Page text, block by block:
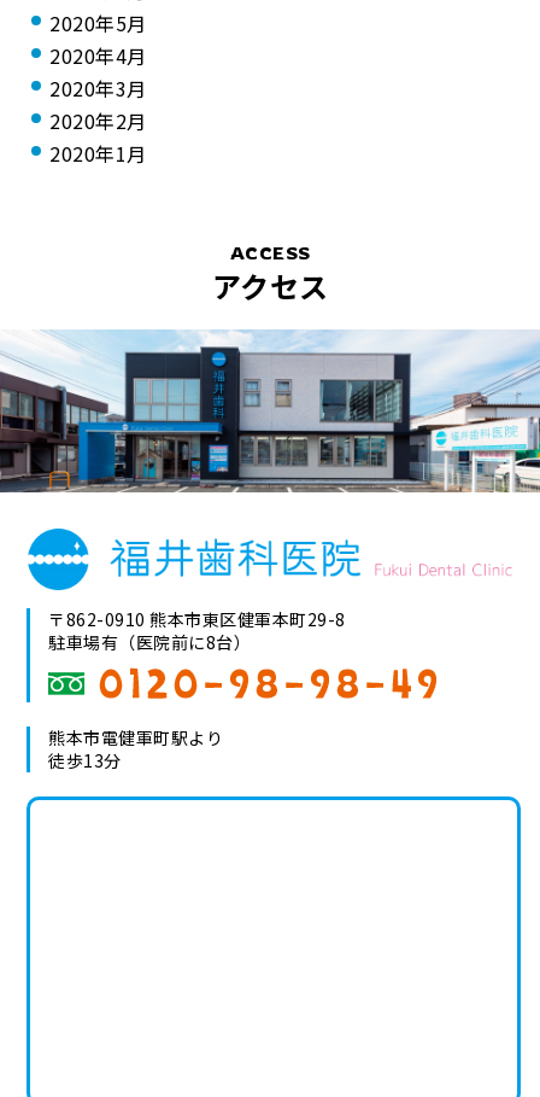
2020年5月
2020年4月
2020年3月
2020年2月
2020年1月
ACCESS
アクセス
〒862-0910 熊本市東区健軍本町29-8
駐車場有（医院前に8台）
熊本市電健軍町駅より
徒歩13分